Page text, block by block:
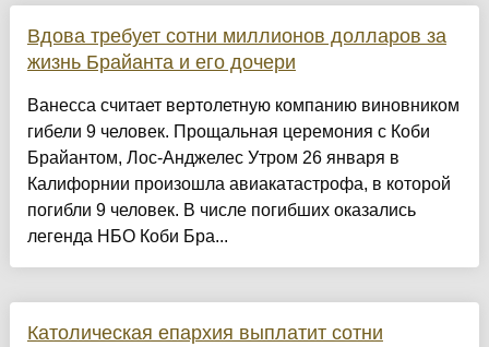
Вдова требует сотни миллионов долларов за
жизнь Брайанта и его дочери
Ванесса считает вертолетную компанию виновником
гибели 9 человек. Прощальная церемония с Коби
Брайантом, Лос-Анджелес Утром 26 января в
Калифорнии произошла авиакатастрофа, в которой
погибли 9 человек. В числе погибших оказались
легенда НБО Коби Бра...
Католическая епархия выплатит сотни